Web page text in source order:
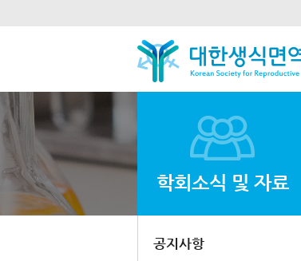
학회소식 및 자료
공지사항